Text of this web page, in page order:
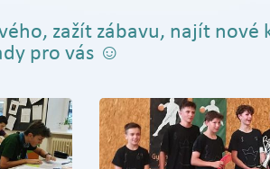
zažít zábavu, najít nové
pro vás ☺